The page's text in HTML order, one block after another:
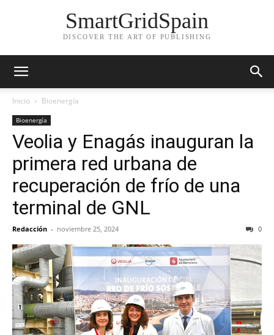
SmartGridSpain
DISCOVER THE ART OF PUBLISHING
Inicio Bioenergía
Bioenergía
Veolia y Enagás inauguran la
primera red urbana de
recuperación de frío de una
terminal de GNL
Redacción - noviembre 25, 2024 0